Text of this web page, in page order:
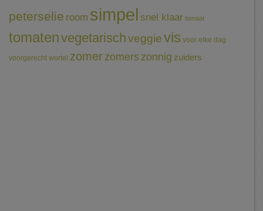
peterselie room simpel snel klaar tomaat
tomatenvegetarischveggievis voor elke dag
voorgerecht wortel zomerzomerszonnig zuiders